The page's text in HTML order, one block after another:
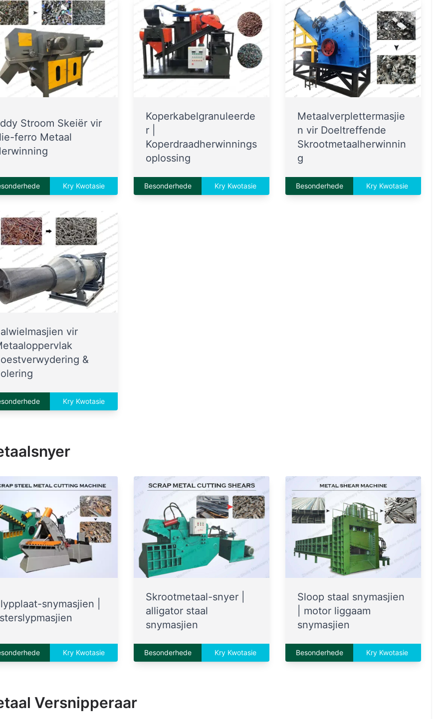
Stroom Skeiër vir
ferro Metaal
Kry Kwotasie
Koperkabelgranuleerde
r |
Koperdraadherwinnings
oplossing
Besonderhede Kry Kwotasie
Metaalverplettermasjie
n vir Doeltreffende
Skrootmetaalherwinnin
g
Besonderhede Kry Kwotasie
vir
&
Kry Kwotasie
snymasjien |
Kry Kwotasie
Skrootmetaal-snyer |
alligator staal
snymasjien
Besonderhede Kry Kwotasie
Sloop staal snymasjien
| motor liggaam
snymasjien
Besonderhede Kry Kwotasie
Versnipperaar